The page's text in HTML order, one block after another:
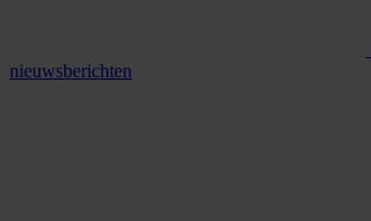
nieuwsberichten